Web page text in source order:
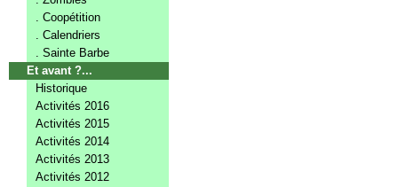
. Coopétition
. Calendriers
. Sainte Barbe
Et avant ?...
Historique
Activités 2016
Activités 2015
Activités 2014
Activités 2013
Activités 2012